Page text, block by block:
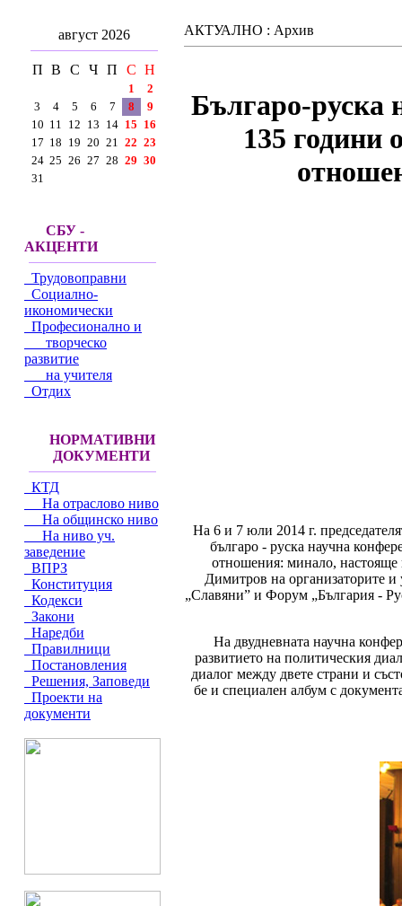
август 2026
П В С Ч П С Н
1
2
3
4 5 6 7 8
9
10 11 12 13 14 15 16
17 18 19 20 21 22 23
24 25 26 27 28 29 30
31
СБУ -
АКЦЕНТИ
Трудовоправни
Социално-
икономически
Професионално и
творческо
развитие
на учителя
Отдих
НОРМАТИВНИ
ДОКУМЕНТИ
КТД
На отраслово ниво
На общинско ниво
На ниво уч.
заведение
ВПРЗ
Конституция
Кодекси
Закони
Наредби
Правилници
Постановления
Решения, Заповеди
Проекти на
документи
АКТУАЛНО : Архив
Българо-руска
135 години
На 6 и 7 юли 2014 г.
българо - руска научна
отношения: минало,
Димитров на организаторите
„Славяни” и Форум „България -
На двудневната научна
развитието на политическия
диалог между двете страни и
бе и специален албум с